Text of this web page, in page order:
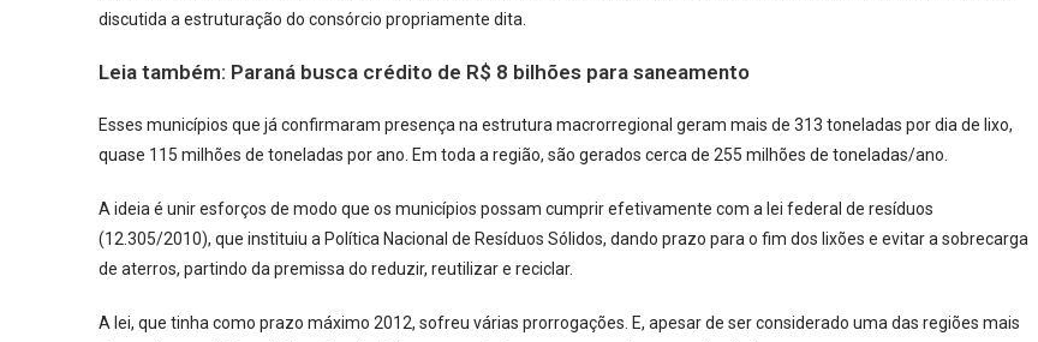
discutida a estruturação do consórcio propriamente dita.
Leia também: Paraná busca crédito de R$ 8 bilhões para saneamento
Esses municípios que já confirmaram presença na estrutura macrorregional geram mais de 313 toneladas por dia de lixo,
quase 115 milhões de toneladas por ano. Em toda a região, são gerados cerca de 255 milhões de toneladas/ano.
A ideia é unir esforços de modo que os municípios possam cumprir efetivamente com a lei federal de resíduos
(12.305/2010), que instituiu a Política Nacional de Resíduos Sólidos, dando prazo para o fim dos lixões e evitar a sobrecarga
de aterros, partindo da premissa do reduzir, reutilizar e reciclar.
A lei, que tinha como prazo máximo 2012, sofreu várias prorrogações. E, apesar de ser considerado uma das regiões mais